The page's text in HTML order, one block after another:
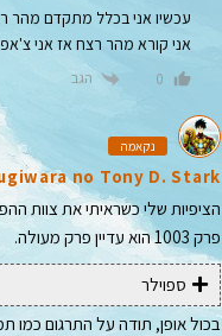
עכשיו אני בכלל מתקדם מהר
אני קורא מהר רצח אז אני צ'אפטר
0 הגב
נקאמה
no Tony D. Stark
הציפיות שלי כשראיתי את צוות
פרק 1003 הוא עדיין פרק מעולה.
ספוילר
בכול אופן, תודה על התרגום כמו